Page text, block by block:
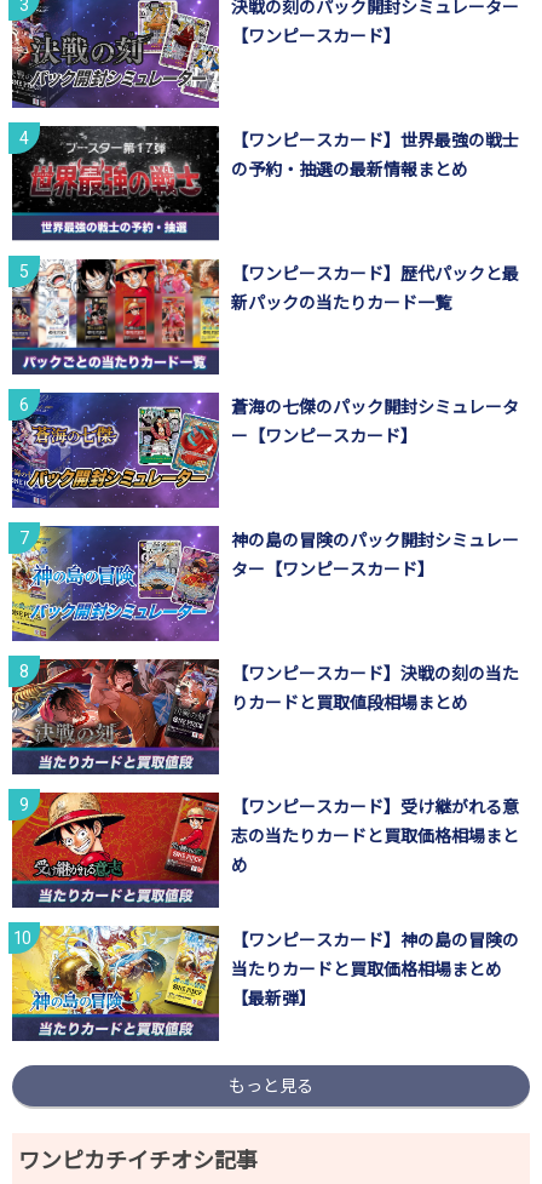
決戦の刻のパック開封シミュレーター
【ワンピースカード】
【ワンピースカード】世界最強の戦士
の予約・抽選の最新情報まとめ
【ワンピースカード】歴代パックと最
新パックの当たりカード一覧
蒼海の七傑のパック開封シミュレータ
ー【ワンピースカード】
神の島の冒険のパック開封シミュレー
ター【ワンピースカード】
【ワンピースカード】決戦の刻の当た
りカードと買取値段相場まとめ
【ワンピースカード】受け継がれる意
志の当たりカードと買取価格相場まと
め
【ワンピースカード】神の島の冒険の
当たりカードと買取価格相場まとめ
【最新弾】
もっと見る
ワンピカチイチオシ記事